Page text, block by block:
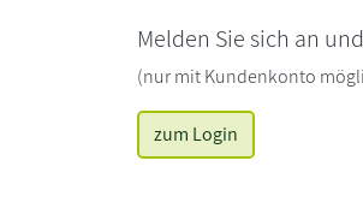
Melden Sie sich an
(nur mit Kundenkonto
zum Login